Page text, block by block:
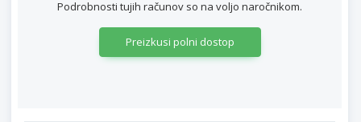
Podrobnosti tujih računov so na voljo naročnikom.
Preizkusi polni dostop